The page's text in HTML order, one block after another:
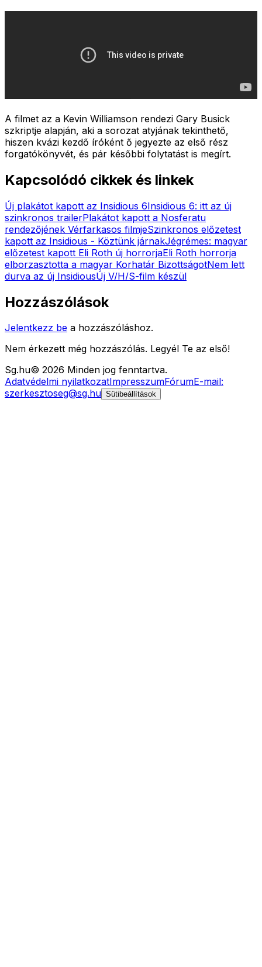
A filmet az a Kevin Williamson rendezi Gary Busick
szkriptje alapján, aki a sorozat atyjának tekinthető,
hiszen kvázi kezdő íróként ő jegyezte az első rész
forgatókönyvét, és pár későbbi folytatást is megírt.
Kapcsolódó cikkek és linkek
Új plakátot kapott az Insidious 6Insidious 6: itt az új
szinkronos trailerPlakátot kapott a Nosferatu
rendezőjének Vérfarkasos filmjeSzinkronos előzetest
kapott az Insidious - Köztünk járnakJégrémes: magyar
előzetest kapott Eli Roth új horrorjaEli Roth horrorja
elborzasztotta a magyar Korhatár BizottságotNem lett
durva az új InsidiousÚj V/H/S-film készül
Hozzászólások
Jelentkezz be a hozzászóláshoz.
Nem érkezett még hozzászólás. Legyél Te az első!
Sg.hu© 2026 Minden jog fenntartva.
Adatvédelmi nyilatkozatImpresszumFórumE-mail:
szerkesztoseg@sg.hu Sütibeállítások